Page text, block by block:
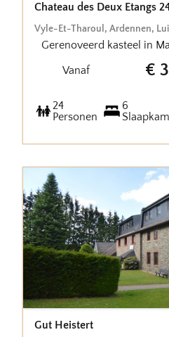
Chateau des Deux Etangs
Vyle-Et-Tharoul , Ardennen,
Gerenoveerd kasteel in
Vanaf
€
24
Personen
6
Gut Heistert